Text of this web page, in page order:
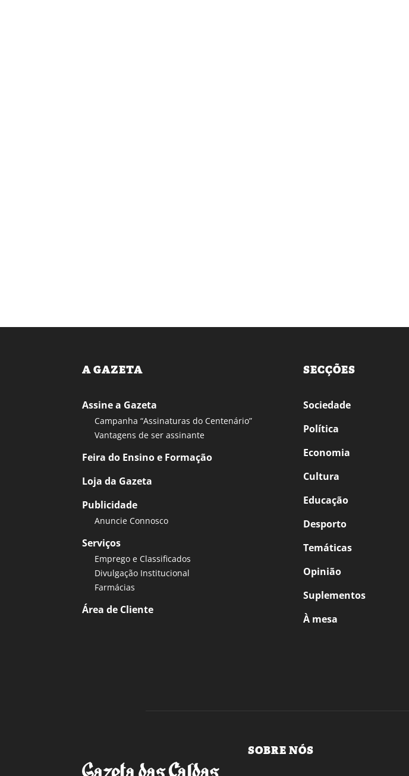
A GAZETA
Assine a Gazeta
Campanha “Assinaturas do Centenário”
Vantagens de ser assinante
Feira do Ensino e Formação
Loja da Gazeta
Publicidade
Anuncie Connosco
Serviços
Emprego e Classificados
Divulgação Institucional
Farmácias
Área de Cliente
SECÇÕES
Sociedade
Política
Economia
Cultura
Educação
Desporto
Temáticas
Opinião
Suplementos
À mesa
SOBRE NÓS